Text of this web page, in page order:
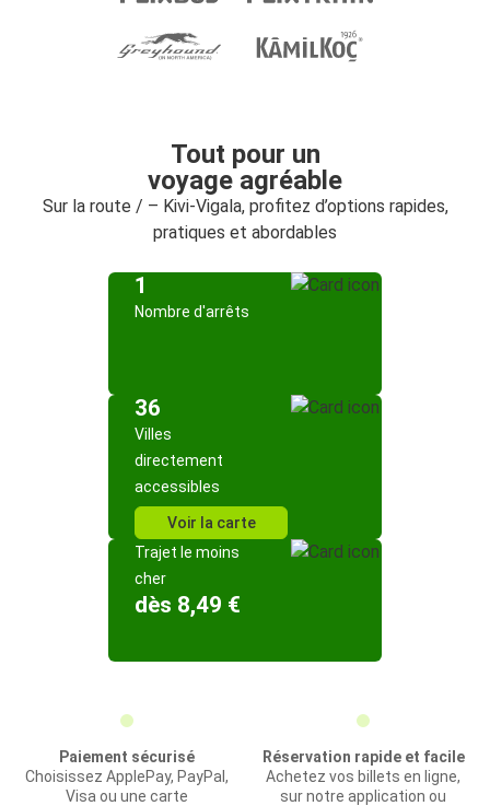
Tout pour un
voyage agréable
Sur la route / – Kivi-Vigala, profitez d’options rapides,
pratiques et abordables
1
Nombre d'arrêts
36
Villes
directement
accessibles
Voir la carte
Trajet le moins
cher
dès 8,49 €
Paiement sécurisé
Choisissez ApplePay, PayPal,
Visa ou une carte
Réservation rapide et facile
Achetez vos billets en ligne,
sur notre application ou